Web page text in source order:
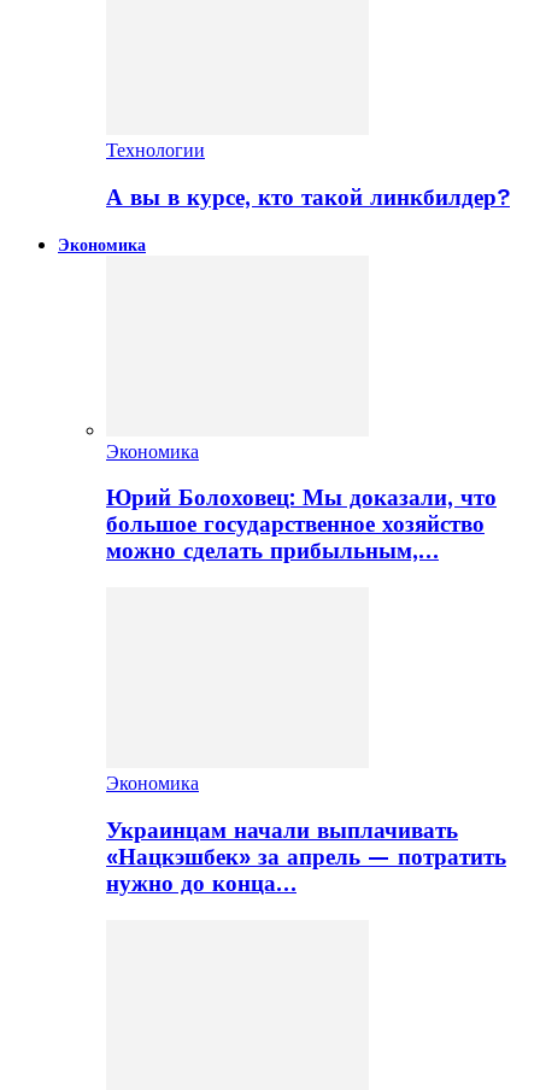
Технологии
А вы в курсе, кто такой линкбилдер?
Экономика
Экономика
Юрий Болоховец: Мы доказали, что
большое государственное хозяйство
можно сделать прибыльным,…
Экономика
Украинцам начали выплачивать
«Нацкэшбек» за апрель — потратить
нужно до конца…